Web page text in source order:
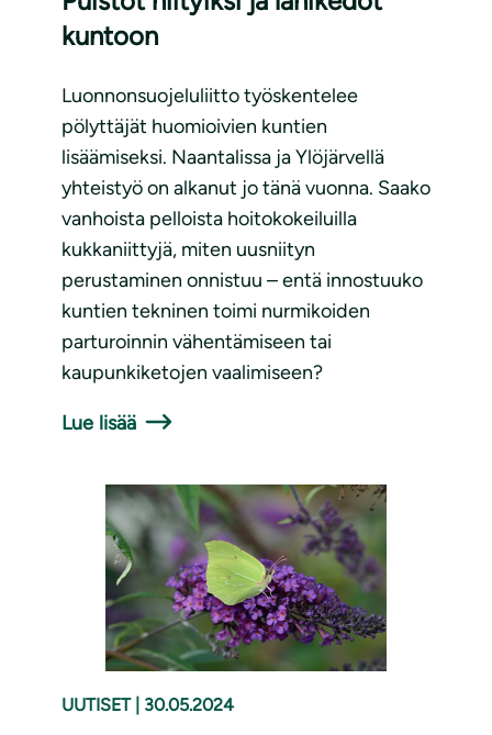
kuntoon
Luonnonsuojeluliitto työskentelee
pölyttäjät huomioivien kuntien
lisäämiseksi. Naantalissa ja Ylöjärvellä
yhteistyö on alkanut jo tänä vuonna. Saako
vanhoista pelloista hoitokokeiluilla
kukkaniittyjä, miten uusniityn
perustaminen onnistuu – entä innostuuko
kuntien tekninen toimi nurmikoiden
parturoinnin vähentämiseen tai
kaupunkiketojen vaalimiseen?
Lue lisää
UUTISET 30.05.2024